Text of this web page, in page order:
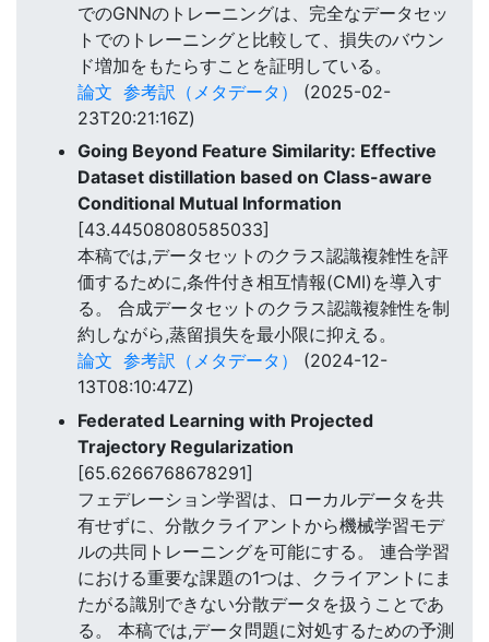
でのGNNのトレーニングは、完全なデータセッ
トでのトレーニングと比較して、損失のバウン
ド増加をもたらすことを証明している。
論文 参考訳（メタデータ）
(2025-02-
23T20:21:16Z)
Going Beyond Feature Similarity: Effective
Dataset distillation based on Class-aware
Conditional Mutual Information
[43.44508080585033]
本稿では,データセットのクラス認識複雑性を評
価するために,条件付き相互情報(CMI)を導入す
る。 合成データセットのクラス認識複雑性を制
約しながら,蒸留損失を最小限に抑える。
論文 参考訳（メタデータ）
(2024-12-
13T08:10:47Z)
Federated Learning with Projected
Trajectory Regularization
[65.6266768678291]
フェデレーション学習は、ローカルデータを共
有せずに、分散クライアントから機械学習モデ
ルの共同トレーニングを可能にする。 連合学習
における重要な課題の1つは、クライアントにま
たがる識別できない分散データを扱うことであ
る。 本稿では,データ問題に対処するための予測